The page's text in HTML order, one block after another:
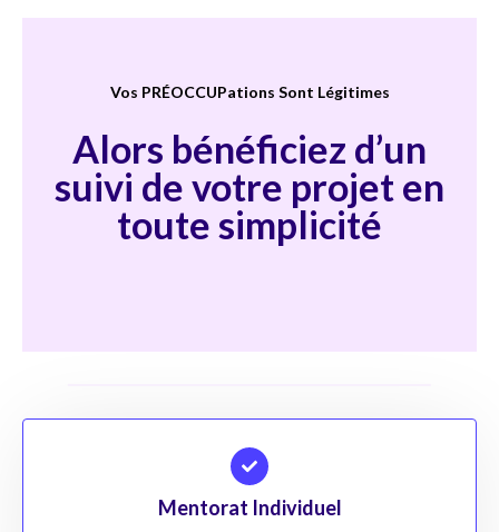
Vos PRÉOCCUPations Sont Légitimes
Alors bénéficiez d’un
suivi de votre projet en
toute simplicité
Mentorat Individuel